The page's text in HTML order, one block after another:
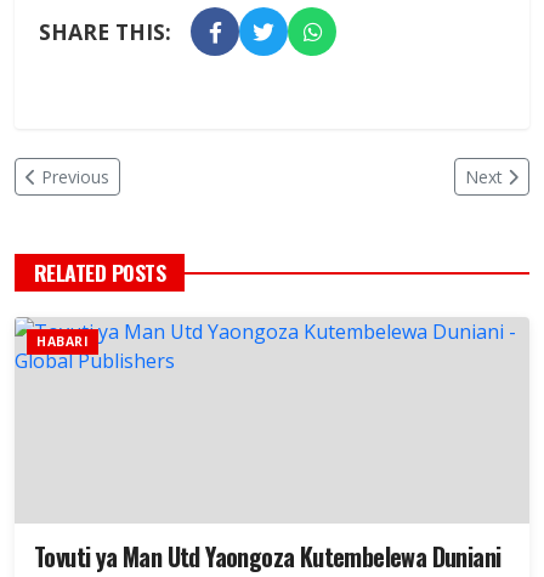
SHARE THIS:
Previous Next
RELATED POSTS
HABARI
Tovuti ya Man Utd Yaongoza Kutembelewa Duniani